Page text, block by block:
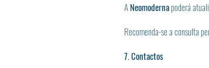
ANeomodernapoderá
Recomenda-se a consulta
7. Contactos